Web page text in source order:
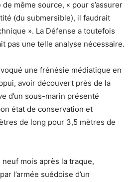
même source, « pour s’assurer
(du submersible), il faudrait
». La Défense a toutefois
pas une telle analyse nécessaire.
une frénésie médiatique en
avoir découvert près de la
d’un sous-marin présenté
état de conservation et
de long pour 3,5 mètres de
neuf mois après la traque,
l’armée suédoise d’un